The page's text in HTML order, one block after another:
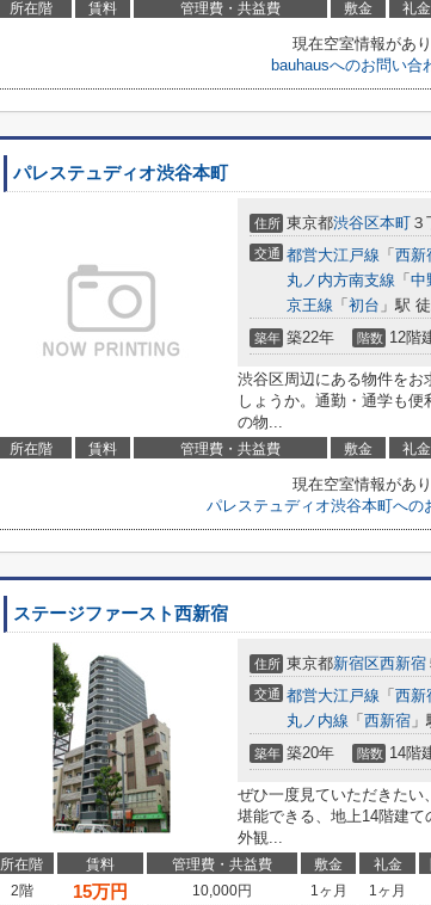
所在階 賃料 管理費・共益費 敷金 礼金
現在空室情報があり
bauhausへのお問い合
パレステュディオ渋谷本町
住所 東京都渋谷区本町
交通 都営大江戸線 「 西新
丸ノ内方南支線 「 中
京王線 「 初台 」駅
築年 築22年 階数 12階
渋谷区周辺にある物件をお
しょうか。通勤・通学も
の物...
所在階 賃料 管理費・共益費 敷金 礼金
現在空室情報があり
パレステュディオ渋谷本町への
ステージファースト西新宿
住所 東京都新宿区西新宿
交通 都営大江戸線 「 西新
丸ノ内線 「 西新宿
築年 築20年 階数 14階
ぜひ一度見ていただきたい
堪能できる、地上14階建
外観...
所在階 賃料 管理費・共益費 敷金 礼金
2階
15万円 10,000円 1ヶ月 1ヶ月